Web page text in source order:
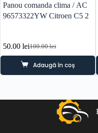
Panou comanda clima / AC
96573322YW Citroen C5 2
100.00lei
Prețul
fost:
50.00 leiPrețul
este:
50.00 lei.
Adaugă în coș